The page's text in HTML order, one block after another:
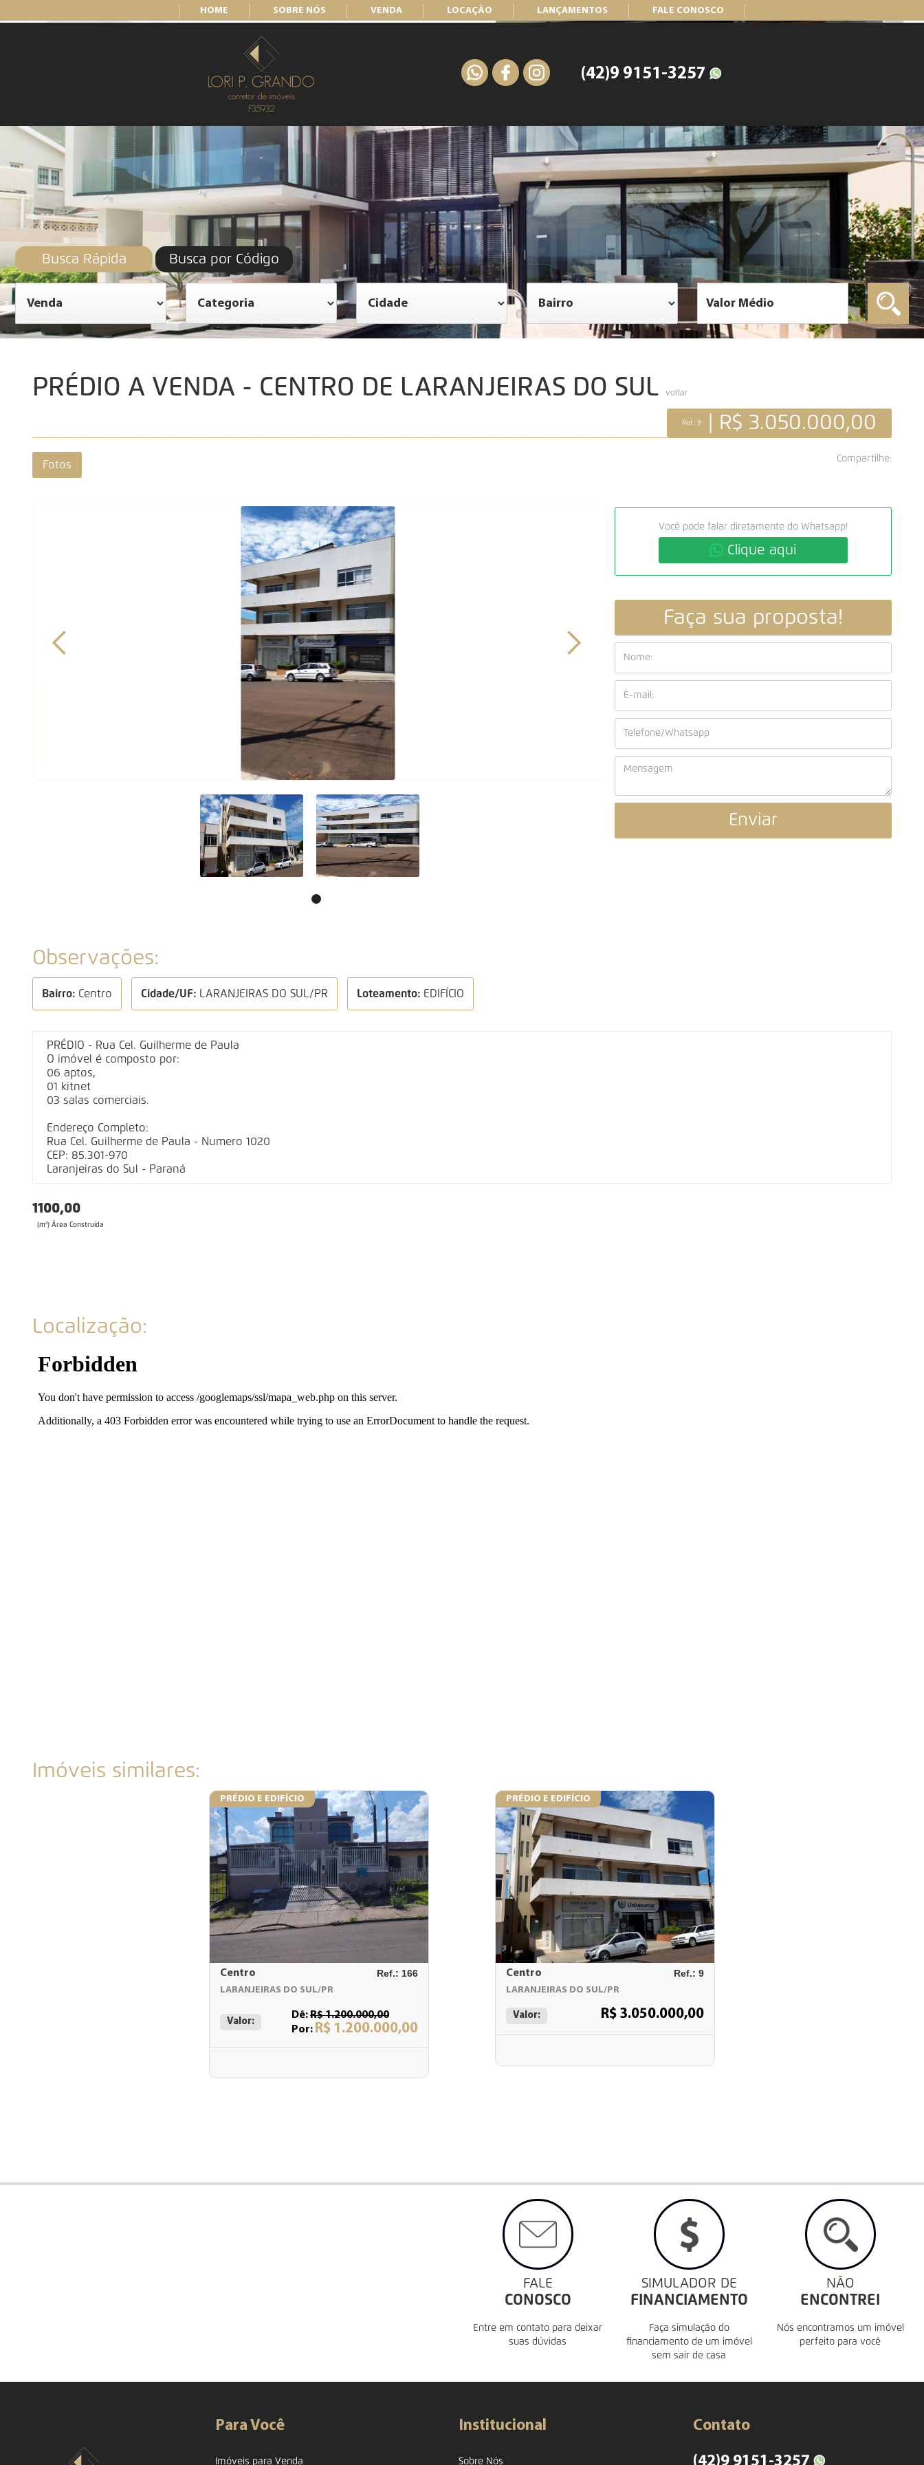
HOME SOBRE NÓS VENDA LOCAÇÃO LANÇAMENTOS FALE CONOSCO
(42)9 9151-3257
Busca Rápida Busca por Código
PRÉDIO A VENDA - CENTRO DE LARANJEIRAS DO SUL voltar
Ref.: 9 | R$ 3.050.000,00
Fotos
Compartilhe:
Você pode falar diretamente do Whatsapp!
Clique aqui
Faça sua proposta!
Enviar
Observações:
Bairro: Centro Cidade/UF: LARANJEIRAS DO SUL/PR Loteamento: EDIFÍCIO
PRÉDIO - Rua Cel. Guilherme de Paula
O imóvel é composto por:
06 aptos,
01 kitnet
03 salas comerciais.
Endereço Completo:
Rua Cel. Guilherme de Paula - Numero 1020
CEP: 85.301-970
Laranjeiras do Sul - Paraná
1100,00
(m²) Área Construída
Localização:
Imóveis similares:
PRÉDIO E EDIFÍCIO
Centro Ref.: 166
LARANJEIRAS DO SUL/PR
Valor:
Dê:R$ 1.200.000,00
Por: R$ 1.200.000,00
PRÉDIO E EDIFÍCIO
Centro Ref.: 9
LARANJEIRAS DO SUL/PR
Valor: R$ 3.050.000,00
FALE
CONOSCO
Entre em contato para deixar
suas dúvidas
SIMULADOR DE
FINANCIAMENTO
Faça simulação do
financiamento de um imóvel
sem sair de casa
NÃO
ENCONTREI
Nós encontramos um imóvel
perfeito para você
Para Você
Imóveis para Venda
Institucional
Sobre Nós
Contato
(42)9 9151-3257